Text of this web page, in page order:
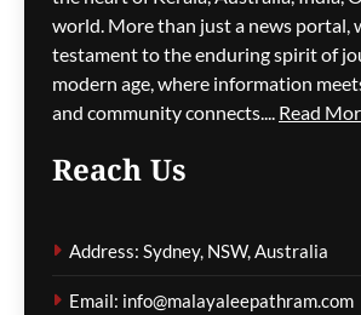
world. More than just a news portal,
testament to the enduring spirit of
modern age, where information
and community connects.... Read
Reach Us
Address: Sydney, NSW, Australia
Email: info@malayaleepathram.com